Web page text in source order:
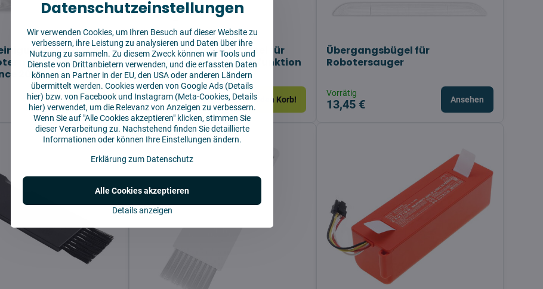
für
mit Wischfunktion
20 ml – PROBE
In den Korb!
4Robot Reinigungsmittel für
Saugroboter mit Wischfunktion
20 ml – PROBE
Vorrätig
1,93 € In den Korb!
Übergangsbügel für
Robotersauger
Vorrätig
13,45 € Ansehen
Datenschutzeinstellungen
Wir verwenden Cookies, um Ihren Besuch auf dieser Website zu
verbessern, ihre Leistung zu analysieren und Daten über ihre
Nutzung zu sammeln. Zu diesem Zweck können wir Tools und
Dienste von Drittanbietern verwenden, und die erfassten Daten
können an Partner in der EU, den USA oder anderen Ländern
übermittelt werden. Cookies werden von Google Ads (Details
hier) bzw. von Facebook und Instagram (Meta-Cookies, Details
hier) verwendet, um die Relevanz von Anzeigen zu verbessern.
Wenn Sie auf "Alle Cookies akzeptieren" klicken, stimmen Sie
dieser Verarbeitung zu. Nachstehend finden Sie detaillierte
Informationen oder können Ihre Einstellungen ändern.
Erklärung zum Datenschutz
Details anzeigen
Alle Cookies akzeptieren